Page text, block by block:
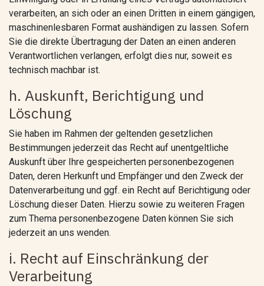
verarbeiten, an sich oder an einen Dritten in einem gängigen,
maschinenlesbaren Format aushändigen zu lassen. Sofern
Sie die direkte Übertragung der Daten an einen anderen
Verantwortlichen verlangen, erfolgt dies nur, soweit es
technisch machbar ist.
h. Auskunft, Berichtigung und
Löschung
Sie haben im Rahmen der geltenden gesetzlichen
Bestimmungen jederzeit das Recht auf unentgeltliche
Auskunft über Ihre gespeicherten personenbezogenen
Daten, deren Herkunft und Empfänger und den Zweck der
Datenverarbeitung und ggf. ein Recht auf Berichtigung oder
Löschung dieser Daten. Hierzu sowie zu weiteren Fragen
zum Thema personenbezogene Daten können Sie sich
jederzeit an uns wenden.
i. Recht auf Einschränkung der
Verarbeitung